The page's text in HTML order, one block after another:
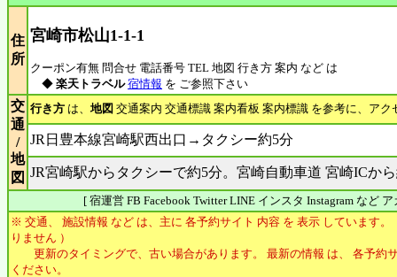
住
所
宮崎市松山1-1-1
クーポン有無 問合せ 電話番号 TEL 地図 行き方 案内 など は
◆ 楽天トラベル 宿情報 を ご参照下さい
交
通
/
地
図
行き方 は、 地図 交通案内 交通標識 案内看板 案内標識 を参考に、アク
JR日豊本線宮崎駅西出口→タクシー約5分
JR宮崎駅からタクシーで約5分。宮崎自動車道 宮崎ICか
[ 宿運営 FB Facebook Twitter LINE インスタ Instagram など
※ 交通、 施設情報 など は、主に 各予約サイト 内容 を 表示 しています。
りません ）
更新のタイミングで、古い場合があります。 最新の情報 は、 各予約
ください。